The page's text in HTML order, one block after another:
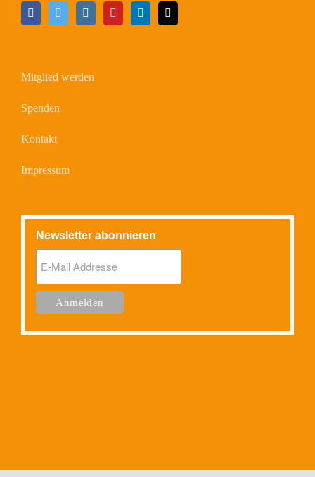
Mitglied werden
Spenden
Kontakt
Impressum
Newsletter abonnieren